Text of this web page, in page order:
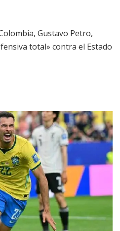
Gustavo Petro,
total» contra el Estado